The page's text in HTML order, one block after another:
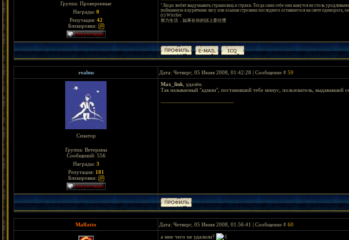
Группа: Проверенные
Награды: 0
Репутация: 42
Блокировки:
"Люди любят выдумывать страшилищ и страхи. Тогда сами себе они кажутся не столь
пойманную в курятнике лису или осыпая стрелами последнего оставшегося на свете
(с) Witcher
努力生活，如果在你的頭上委任獎
realms Дата: Четверг, 05 Июня 2008, 01:42:28 | Сообщение # 59
Сенатор
Группа: Ветераны
Сообщений: 556
Награды: 3
Репутация: 181
Блокировки:
Max_link , удалён.
Так называемый "админ", поставивший тебе минус, пользователь, выдававший
Malfatto Дата: Четверг, 05 Июня 2008, 01:56:41 | Сообщение # 60
а мне чего не удалили?